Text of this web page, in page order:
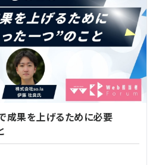
成果を上げるために必要